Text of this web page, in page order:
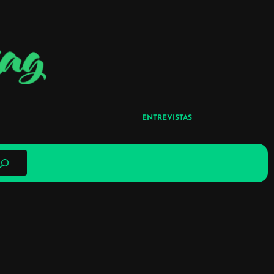
ENTREVISTAS